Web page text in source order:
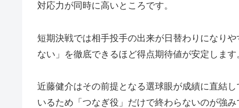
対応力が同時に高いところです。
短期決戦では相手投手の出来が日替わりになり
ない」を徹底できるほど得点期待値が安定します
近藤健介はその前提となる選球眼が成績に直結
いるため「つなぎ役」だけで終わらないのが強み